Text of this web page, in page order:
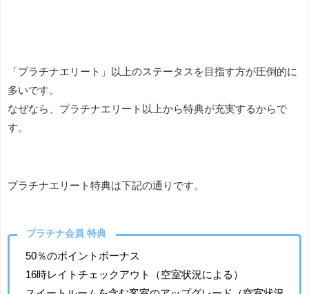
「プラチナエリート」以上のステータスを目指す方が圧倒的に
多いです。
なぜなら、プラチナエリート以上から特典が充実するからで
す。
プラチナエリート特典は下記の通りです。
プラチナ会員 特典
50％のポイントボーナス
16時レイトチェックアウト（空室状況による）